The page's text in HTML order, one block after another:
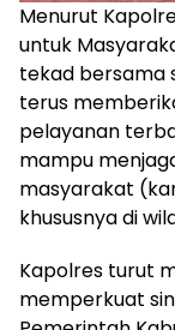
Menurut
untuk
tekad bersama
terus
pelayanan
mampu
masyarakat
khususnya di
Kapolres turut
memperkuat